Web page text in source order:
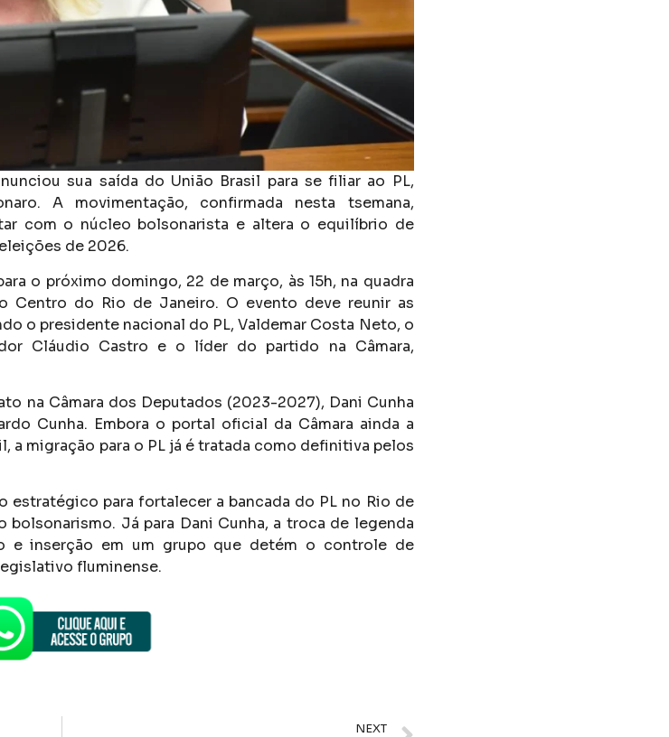
sua saída do União Brasil para se filiar ao PL,
A movimentação, confirmada nesta tsemana,
com o núcleo bolsonarista e altera o equilíbrio de
de 2026.
o próximo domingo, 22 de março, às 15h, na quadra
Centro do Rio de Janeiro. O evento deve reunir as
o presidente nacional do PL, Valdemar Costa Neto, o
Cláudio Castro e o líder do partido na Câmara,
na Câmara dos Deputados (2023-2027), Dani Cunha
Cunha. Embora o portal oficial da Câmara ainda a
a migração para o PL já é tratada como definitiva pelos
estratégico para fortalecer a bancada do PL no Rio de
Já para Dani Cunha, a troca de legenda
e inserção em um grupo que detém o controle de
fluminense.
NEXT